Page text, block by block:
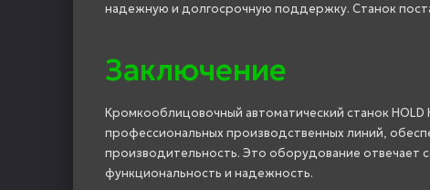
надежную и долгосрочную поддержку. Станок
Заключение
Кромкооблицовочный автоматический станок
профессиональных производственных линий,
производительность. Это оборудование отвечает
функциональность и надежность.